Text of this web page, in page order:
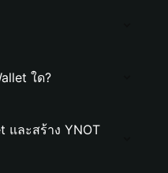
ใด?
และสร้าง YNOT